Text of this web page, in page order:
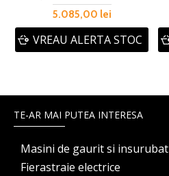
5.085,00 lei
VREAU ALERTA STOC
TE-AR MAI PUTEA INTERESA
Masini de gaurit si insurubat
Fierastraie electrice